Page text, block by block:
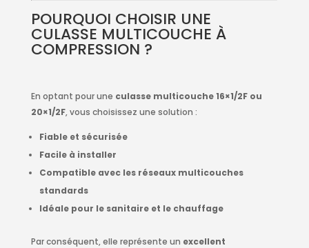
POURQUOI CHOISIR UNE
CULASSE MULTICOUCHE À
COMPRESSION ?
En optant pour une culasse multicouche 16×1/2F ou
20×1/2F, vous choisissez une solution :
Fiable et sécurisée
Facile à installer
Compatible avec les réseaux multicouches
standards
Idéale pour le sanitaire et le chauffage
Par conséquent, elle représente un excellent